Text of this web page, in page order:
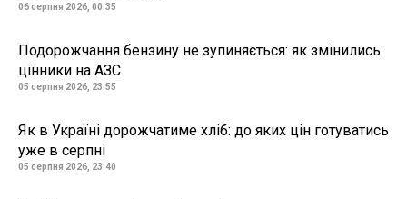
06 серпня 2026, 00:35
Подорожчання бензину не зупиняється: як змінились
цінники на АЗС
05 серпня 2026, 23:55
Як в Україні дорожчатиме хліб: до яких цін готуватись
уже в серпні
05 серпня 2026, 23:40